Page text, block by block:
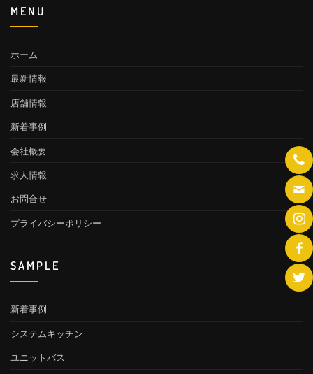
MENU
ホーム
最新情報
店舗情報
新着事例
会社概要
求人情報
お問合せ
プライバシーポリシー
SAMPLE
新着事例
システムキッチン
ユニットバス